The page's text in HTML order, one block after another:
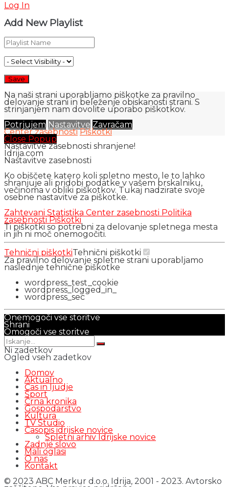
Log In
Add New Playlist
Na naši strani uporabljamo piškotke za pravilno
delovanje strani in beleženje obiskanosti strani. S
strinjanjem nam dovolite uporabo piškotkov.
Potrjujem Nastavitve Zavračam
Center zasebnosti Piškotki
Close Popup
Nastavitve zasebnosti shranjene!
Idrija.com
Nastavitve zasebnosti
Ko obiščete katero koli spletno mesto, le to lahko
shranjuje ali pridobi podatke v vašem brskalniku,
večinoma v obliki piškotkov. Tukaj nadzirate svoje
osebne nastavitve za piškotke.
Zahtevani Statistika Center zasebnosti Politika
zasebnostiPiškotki
Ti piškotki so potrebni za delovanje spletnega mesta
in jih ni moč onemogočiti.
Tehnični piškotkiTehnični piškotki
Za pravilno delovanje spletne strani uporabljamo
naslednje tehnične piškotke
wordpress_test_cookie
wordpress_logged_in_
wordpress_sec
Onemogoči vse storitve
Shrani
Omogoči vse storitve
Ni zadetkov
Ogled vseh zadetkov
Domov
Aktualno
Čas in ljudje
Šport
Črna kronika
Gospodarstvo
Kultura
TV Studio
Časopis idrijske novice
Spletni arhiv Idrijske novice
Zadnje slovo
Mali oglasi
O nas
Kontakt
© 2023 ABC Merkur d.o.o. Idrija, 2001 - 2023. Avtorsko